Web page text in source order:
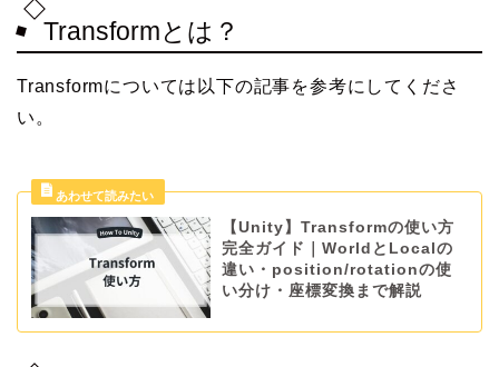
Transformとは？
Transformについては以下の記事を参考にしてくださ
い。
【Unity】Transformの使い方
完全ガイド｜WorldとLocalの
違い・position/rotationの使
い分け・座標変換まで解説